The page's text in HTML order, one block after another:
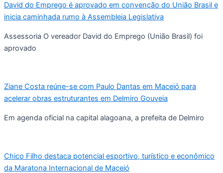
David do Emprego é aprovado em convenção do União Brasil e
inicia caminhada rumo à Assembleia Legislativa
Assessoria O vereador David do Emprego (União Brasil) foi
aprovado
Ziane Costa reúne-se com Paulo Dantas em Maceió para
acelerar obras estruturantes em Delmiro Gouveia
Em agenda oficial na capital alagoana, a prefeita de Delmiro
Chico Filho destaca potencial esportivo, turístico e econômico
da Maratona Internacional de Maceió